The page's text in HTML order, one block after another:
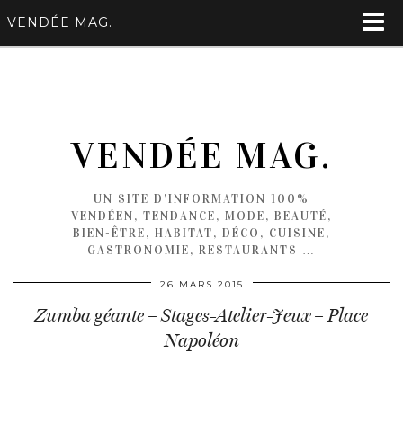
VENDÉE MAG.
VENDÉE MAG.
UN SITE D'INFORMATION 100%
VENDÉEN, TENDANCE, MODE, BEAUTÉ,
BIEN-ÊTRE, HABITAT, DÉCO, CUISINE,
GASTRONOMIE, RESTAURANTS …
26 MARS 2015
Zumba géante – Stages-Atelier-Jeux – Place
Napoléon